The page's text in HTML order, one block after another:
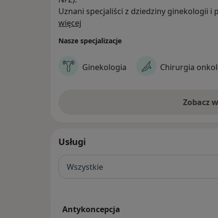
Uznani specjaliści z dziedziny ginekologii i
chirurgii onkologicznej oraz radiologii przy
najwyższych kwalifikacji
leczenia zachowawczego.
więcej
Nasze specjalizacje
Ginekologia Chirurgia
Zobacz
Usługi
Wszystkie
Antykoncepcja